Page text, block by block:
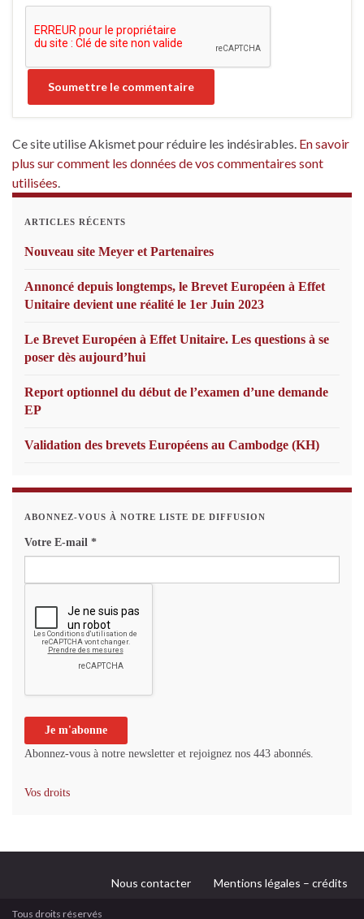
Ce site utilise Akismet pour réduire les indésirables. En savoir
plus sur comment les données de vos commentaires sont
utilisées.
ARTICLES RÉCENTS
Nouveau site Meyer et Partenaires
Annoncé depuis longtemps, le Brevet Européen à Effet
Unitaire devient une réalité le 1er Juin 2023
Le Brevet Européen à Effet Unitaire. Les questions à se
poser dès aujourd’hui
Report optionnel du début de l’examen d’une demande
EP
Validation des brevets Européens au Cambodge (KH)
ABONNEZ-VOUS À NOTRE LISTE DE DIFFUSION
Votre E-mail *
Abonnez-vous à notre newsletter et rejoignez nos 443 abonnés.
Vos droits
Nous contacter Mentions légales – crédits
Tous droits réservés